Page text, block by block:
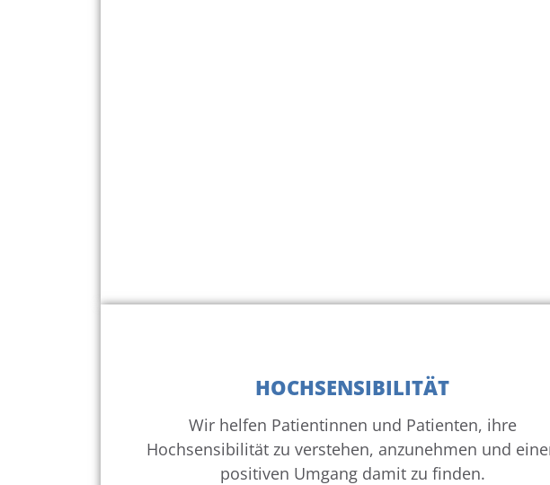
HOCHSENSIBILITÄT
Wir helfen Patientinnen und Patienten, ihre
Hochsensibilität zu verstehen, anzunehmen und
positiven Umgang damit zu finden.